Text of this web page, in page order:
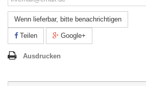
Wenn lieferbar, bitte benachrichtigen
Teilen Google+
Ausdrucken